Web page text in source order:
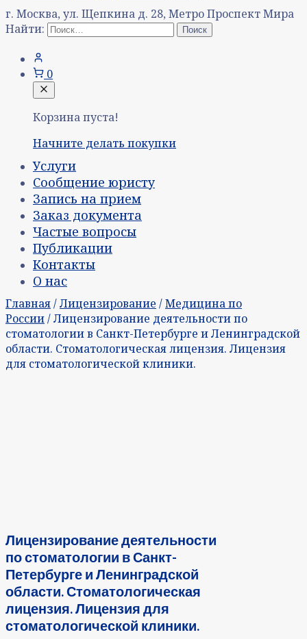
г. Москва, ул. Щепкина д. 28, Метро Проспект Мира
Найти:
0
Корзина пуста!
Начните делать покупки
Услуги
Сообщение юристу
Запись на прием
Заказ документа
Частые вопросы
Публикации
Контакты
О нас
Главная/Лицензирование /Медицина по
России/ Лицензирование деятельности по
стоматологии в Санкт-Петербурге и Ленинградской
области. Стоматологическая лицензия. Лицензия
для стоматологической клиники.
Лицензирование деятельности
по стоматологии в Санкт-
Петербурге и Ленинградской
области. Стоматологическая
лицензия. Лицензия для
стоматологической клиники.